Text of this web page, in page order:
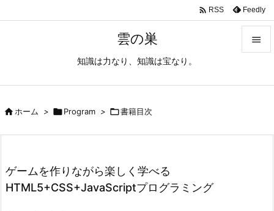
雲の巣
知識は力なり、知識は宝なり。

 RSS Feedly
ホーム > Program > 書籍目次
ゲームを作りながら楽しく学べる
HTML5+CSS+JavaScriptプログラミング